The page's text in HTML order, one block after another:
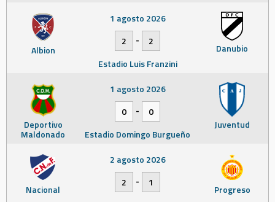
Albion Danubio
1 agosto 2026
2
-
2
Estadio Luis Franzini
Deportivo
Maldonado
Juventud
1 agosto 2026
0
-
0
Estadio Domingo Burgueño
Nacional Progreso
2 agosto 2026
2
-
1